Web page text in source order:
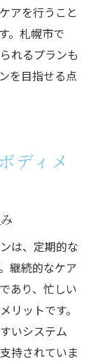
アを行うこと
。札幌市で
れるプランも
を目指せる点
ディメ
は、定期的な
継続的なケア
あり、忙しい
リットです。
いシステム
持されていま